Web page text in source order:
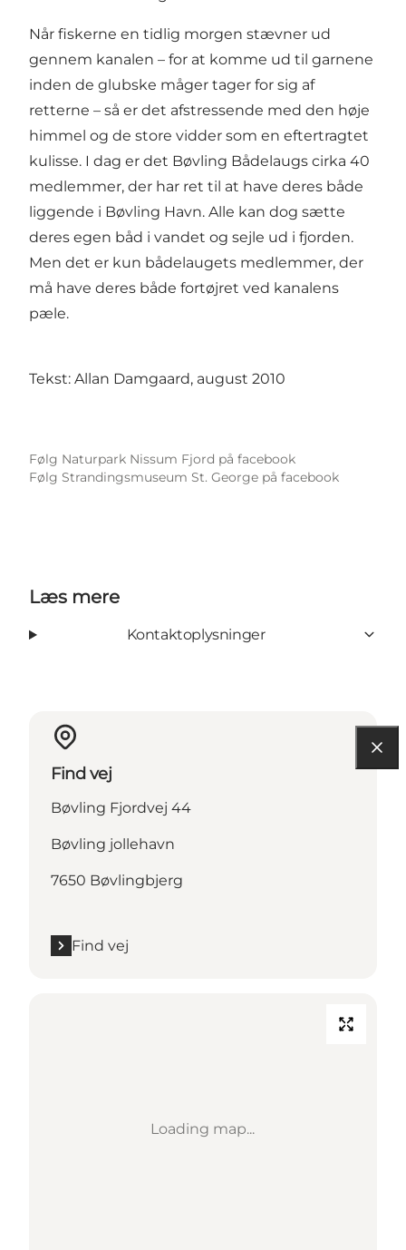
Når fiskerne en tidlig morgen stævner ud
gennem kanalen – for at komme ud til garnene
inden de glubske måger tager for sig af
retterne – så er det afstressende med den høje
himmel og de store vidder som en eftertragtet
kulisse. I dag er det Bøvling Bådelaugs cirka 40
medlemmer, der har ret til at have deres både
liggende i Bøvling Havn. Alle kan dog sætte
deres egen båd i vandet og sejle ud i fjorden.
Men det er kun bådelaugets medlemmer, der
må have deres både fortøjret ved kanalens
pæle.
Tekst: Allan Damgaard, august 2010
Følg Naturpark Nissum Fjord på facebook
Følg Strandingsmuseum St. George på facebook
Læs mere
Kontaktoplysninger
Find vej
Bøvling Fjordvej 44
Bøvling jollehavn
7650 Bøvlingbjerg
Find vej
Loading map...